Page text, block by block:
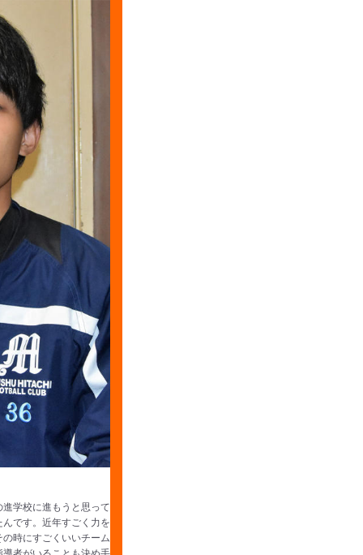
学校に進もうと思って
です。近年すごく力を
時にすごくいいチーム